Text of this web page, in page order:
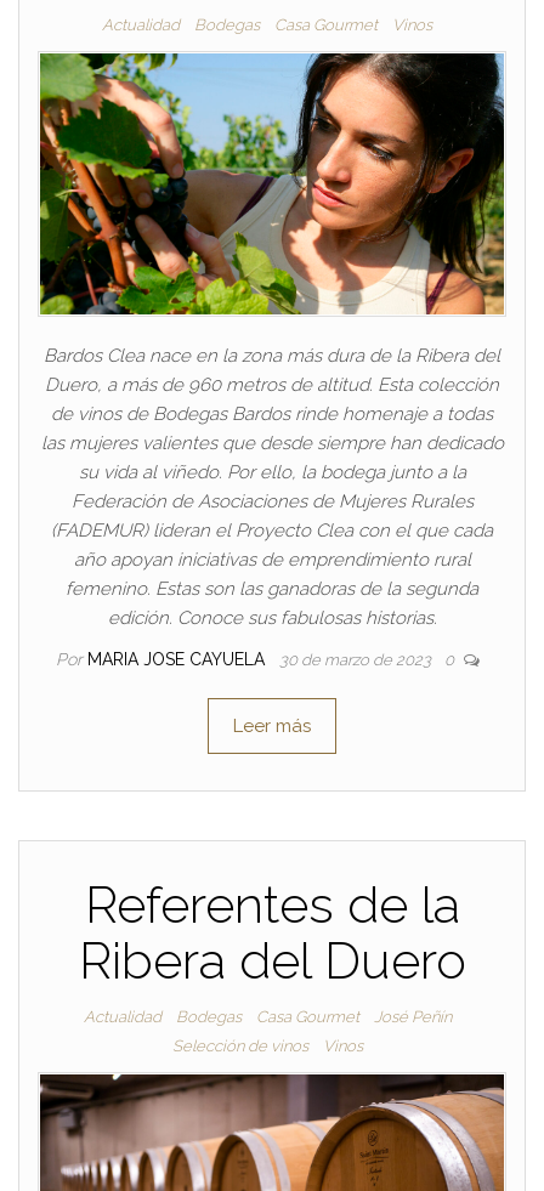
Actualidad Bodegas Casa Gourmet Vinos
Bardos Clea nace en la zona más dura de la Ribera del
Duero, a más de 960 metros de altitud. Esta colección
de vinos de Bodegas Bardos rinde homenaje a todas
las mujeres valientes que desde siempre han dedicado
su vida al viñedo. Por ello, la bodega junto a la
Federación de Asociaciones de Mujeres Rurales
(FADEMUR) lideran el Proyecto Clea con el que cada
año apoyan iniciativas de emprendimiento rural
femenino. Estas son las ganadoras de la segunda
edición. Conoce sus fabulosas historias.
Por MARIA JOSE CAYUELA 30 de marzo de 2023 0
Leer más
Referentes de la
Ribera del Duero
Actualidad Bodegas Casa Gourmet
José Peñín
Selección de vinos
Vinos